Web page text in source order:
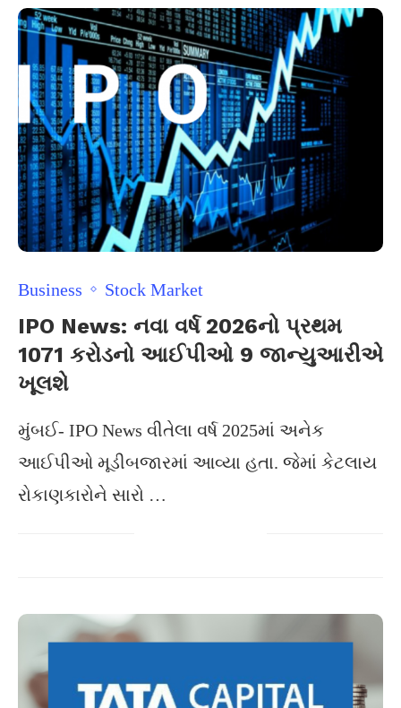
Business Stock Market
IPO News: નવા વર્ષ 2026નો પ્રથમ
1071 કરોડનો આઈપીઓ 9 જાન્યુઆરીએ
ખૂલશે
મુંબઈ- IPO News વીતેલા વર્ષ 2025માં અનેક
આઈપીઓ મૂડીબજારમાં આવ્યા હતા. જેમાં કેટલાય
રોકાણકારોને સારો …